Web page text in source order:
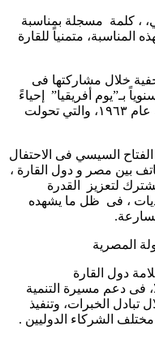
، كلمة مسجلة بمناسبة
المناسبة، متمنياً للقارة
خلال مشاركتها فى
بـ”يوم أفريقيا” إحياءً
لذكرى تأسيس منظمة الوحدة الأفريقية عام ١٩٦٣، والتي تحولت
السيسي فى الاحتفال
بين مصر و دول القارة ،
لتعزيز القدرة
، فى ظل ما يشهده
المصرية
دول القارة
فى دعم مسيرة التنمية
تبادل الخبرات، وتنفيذ
الشركاء الدوليين .